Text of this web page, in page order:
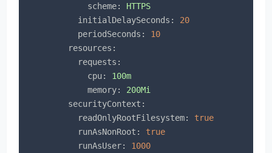
scheme:
HTTPS
initialDelaySeconds:
20
periodSeconds:
10
resources:
requests:
cpu:
100m
memory:
200Mi
securityContext:
readOnlyRootFilesystem:
true
runAsNonRoot:
true
runAsUser:
1000